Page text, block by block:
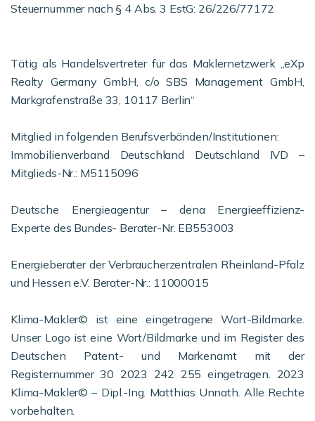
Steuernummer nach § 4 Abs. 3 EstG: 26/226/77172
Tätig als Handelsvertreter für das Maklernetzwerk „eXp
Realty Germany GmbH, c/o SBS Management GmbH,
Markgrafenstraße 33, 10117 Berlin“
Mitglied in folgenden Berufsverbänden/Institutionen:
Immobilienverband Deutschland Deutschland IVD –
Mitglieds-Nr.: M5115096
Deutsche Energieagentur – dena Energieeffizienz-
Experte des Bundes- Berater-Nr. EB553003
Energieberater der Verbraucherzentralen Rheinland-Pfalz
und Hessen e.V. Berater-Nr.: 11000015
Klima-Makler© ist eine eingetragene Wort-Bildmarke.
Unser Logo ist eine Wort/Bildmarke und im Register des
Deutschen Patent- und Markenamt mit der
Registernummer 30 2023 242 255 eingetragen. 2023
Klima-Makler© – Dipl.-Ing. Matthias Unnath. Alle Rechte
vorbehalten.